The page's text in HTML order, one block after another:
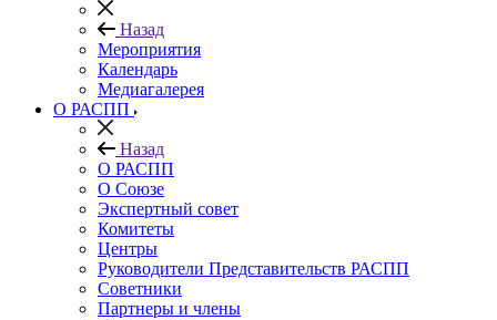
Назад
Мероприятия
Календарь
Медиагалерея
О РАСПП
Назад
О РАСПП
О Союзе
Экспертный совет
Комитеты
Центры
Руководители Представительств РАСПП
Советники
Партнеры и члены